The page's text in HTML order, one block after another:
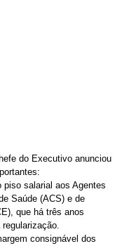
do Executivo anunciou
piso salarial aos Agentes
Saúde (ACS) e de
que há três anos
consignável dos